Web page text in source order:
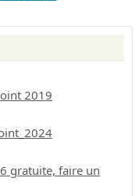
2019
gratuite, faire un